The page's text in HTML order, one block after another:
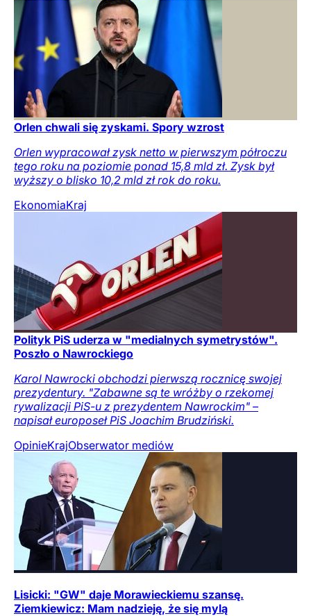
Orlen chwali się zyskami. Spory wzrost
Orlen wypracował zysk netto w pierwszym półroczu
tego roku na poziomie ponad 15,8 mld zł. Zysk był
wyższy o blisko 10,2 mld zł rok do roku.
EkonomiaKraj
Polityk PiS uderza w "medialnych symetrystów".
Poszło o Nawrockiego
Karol Nawrocki obchodzi pierwszą rocznicę swojej
prezydentury. "Zabawne są te wróżby o rzekomej
rywalizacji PiS-u z prezydentem Nawrockim" –
napisał europoseł PiS Joachim Brudziński.
OpinieKrajObserwator mediów
Lisicki: "GW" daje Morawieckiemu szansę.
Ziemkiewicz: Mam nadzieję, że się mylą